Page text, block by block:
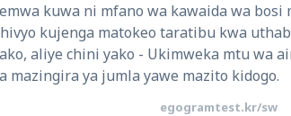
kuwa ni mfano wa kawaida wa
kujenga matokeo taratibu kwa
aliye chini yako - Ukimweka mtu wa
mazingira ya jumla yawe mazito kidogo.
egogramtest.kr/sw